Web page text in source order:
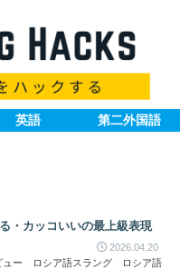
英語 第二外国語
・カッコいいの最上級表現
2026.04.20
ュー
ロシア語スラング ロシア語